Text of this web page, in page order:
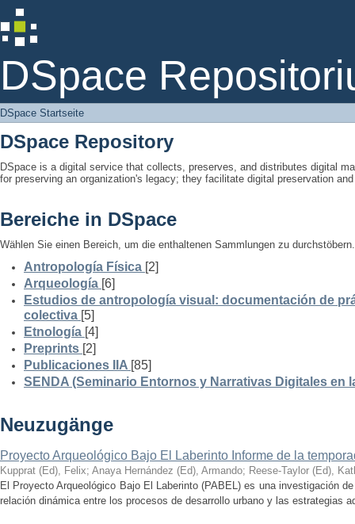
DSpace
DSpace Startseite
DSpace Startseite
DSpace Repository
DSpace is a digital service that collects, preserves, and distributes digital
for preserving an organization's legacy; they facilitate digital preservation
Bereiche in DSpace
Wählen Sie einen Bereich, um die enthaltenen Sammlungen zu durchstöbern.
Antropología Física [2]
Arqueología [6]
Estudios de antropología visual: documentación de
colectiva [5]
Etnología [4]
Preprints [2]
Publicaciones IIA [85]
SENDA (Seminario Entornos y Narrativas Digitales en
Neuzugänge
Proyecto Arqueológico Bajo El Laberinto Informe de la
Kupprat (Ed), Felix; Anaya Hernández (Ed), Armando; Reese-Taylor (Ed),
El Proyecto Arqueológico Bajo El Laberinto (PABEL) es una investigación
relación dinámica entre los procesos de desarrollo urbano y las estrategias